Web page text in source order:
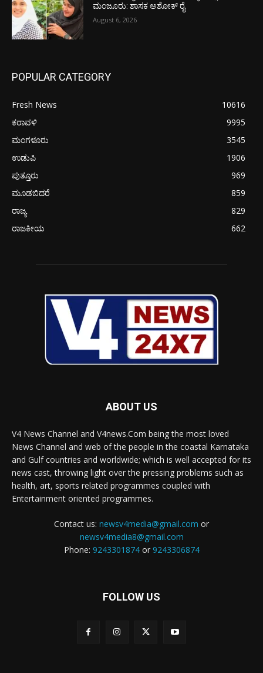
ಮಂಜೂರು: ಶಾಸಕ ಅಶೋಕ್ ರೈ
August 6, 2026
POPULAR CATEGORY
Fresh News
10616
ಕರಾವಳಿ
9995
ಮಂಗಳೂರು
3545
ಉಡುಪಿ
1906
ಪುತ್ತೂರು
969
ಮೂಡಬಿದರೆ
859
ರಾಜ್ಯ
829
ರಾಜಕೀಯ
662
ABOUT US
V4 News Channel and V4news.Com being the most loved
News Channel and web of the people in the coastal Karnataka
and Gulf countries and worldwide; which is well accepted for its
news cast, throwing light over the pressing problems such as
health, art, sports related programmes coupled with
Entertainment oriented programmes.
Contact us: newsv4media@gmail.com or
newsv4media8@gmail.com
Phone: 9243301874or 9243306874
FOLLOW US